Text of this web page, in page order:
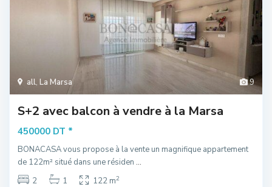
9
all, La Marsa
S+2 avec balcon à vendre à la Marsa
450000 DT *
BONACASA vous propose à la vente un magnifique appartement
de 122m² situé dans une résiden ...
2
1 122 m2